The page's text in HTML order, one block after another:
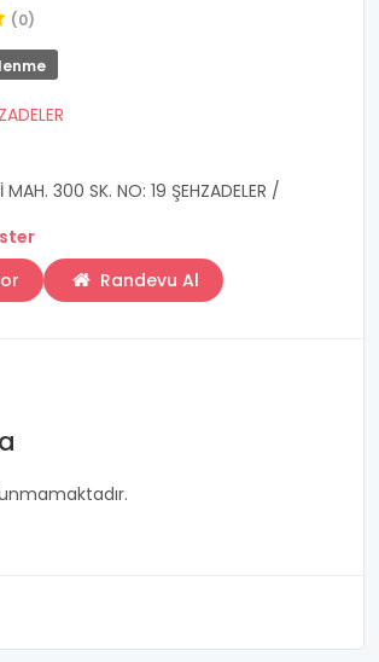
(0)
MAH. 300 SK. NO: 19 ŞEHZADELER /
Randevu Al